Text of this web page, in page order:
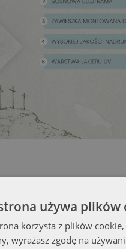
używa plików
korzysta z plików
wyrażasz zgodę na